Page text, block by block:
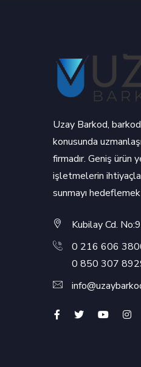
Uzay Barkod,
konusunda
firmadır. Geniş ürün
işletmelerin
sunmayı
Kubilay Cd.
0 216 606
0 850 307